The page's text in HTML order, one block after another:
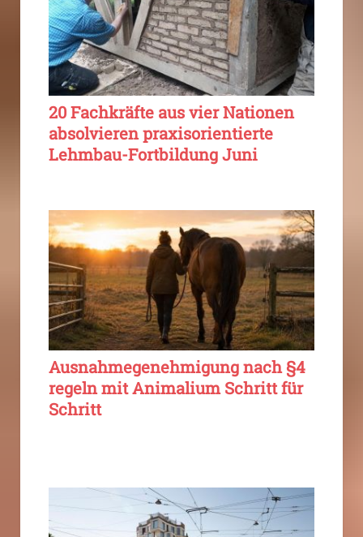
20 Fachkräfte aus vier Nationen
absolvieren praxisorientierte
Lehmbau-Fortbildung Juni
Ausnahmegenehmigung nach §4
regeln mit Animalium Schritt für
Schritt